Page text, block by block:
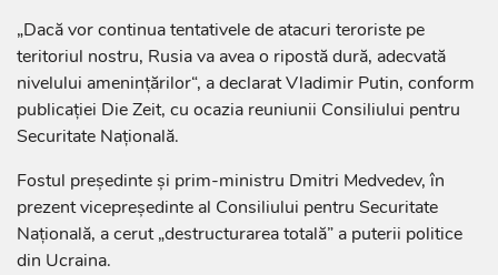
„Dacă vor continua tentativele de atacuri teroriste pe
teritoriul nostru, Rusia va avea o ripostă dură, adecvată
nivelului ameninţărilor“, a declarat Vladimir Putin, conform
publicaţiei Die Zeit, cu ocazia reuniunii Consiliului pentru
Securitate Naţională.
Fostul preşedinte şi prim-ministru Dmitri Medvedev, în
prezent vicepre­şedinte al Consiliului pentru Securitate
Naţională, a cerut „destruc­turarea totală” a puterii politice
din Ucraina.